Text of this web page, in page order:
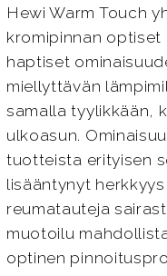
Hewi Warm Touch
kromipinnan optiset
haptiset
miellyttävän
samalla tyylikkään,
ulkoasun.
tuotteista erityisen
lisääntynyt
reumatauteja
muotoilu
optinen